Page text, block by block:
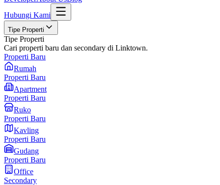
Hubungi Kami
Tipe Properti
Tipe Properti
Cari properti baru dan secondary di Linktown.
Properti Baru
Rumah
Properti Baru
Apartment
Properti Baru
Ruko
Properti Baru
Kavling
Properti Baru
Gudang
Properti Baru
Office
Secondary